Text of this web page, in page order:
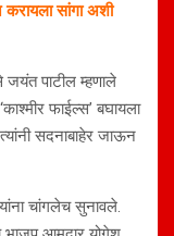
करायला सांगा अशी
पाटील म्हणाले
फाईल्स’ बघायला
सदनाबाहेर जाऊन
चांगलेच सुनावले.